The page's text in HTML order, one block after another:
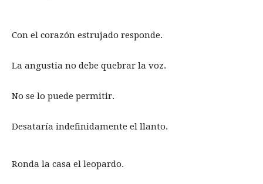
Con el corazón estrujado responde.
La angustia no debe quebrar la voz.
No se lo puede permitir.
Desataría indefinidamente el llanto.
Ronda la casa el leopardo.